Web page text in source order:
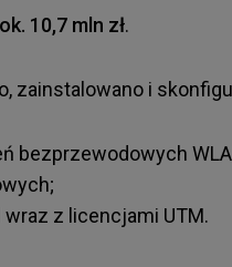
ok. 10,7 mln zł.
zainstalowano i
bezprzewodowych
z licencjami UTM.